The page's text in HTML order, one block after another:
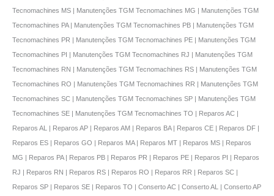
Tecnomachines MS | Manutenções TGM Tecnomachines MG | Manutenções TGM
Tecnomachines PA | Manutenções TGM Tecnomachines PB | Manutenções TGM
Tecnomachines PR | Manutenções TGM Tecnomachines PE | Manutenções TGM
Tecnomachines PI | Manutenções TGM Tecnomachines RJ | Manutenções TGM
Tecnomachines RN | Manutenções TGM Tecnomachines RS | Manutenções TGM
Tecnomachines RO | Manutenções TGM Tecnomachines RR | Manutenções TGM
Tecnomachines SC | Manutenções TGM Tecnomachines SP | Manutenções TGM
Tecnomachines SE | Manutenções TGM Tecnomachines TO | Reparos AC |
Reparos AL | Reparos AP | Reparos AM | Reparos BA | Reparos CE | Reparos DF |
Reparos ES | Reparos GO | Reparos MA | Reparos MT | Reparos MS | Reparos
MG | Reparos PA | Reparos PB | Reparos PR | Reparos PE | Reparos PI | Reparos
RJ | Reparos RN | Reparos RS | Reparos RO | Reparos RR | Reparos SC |
Reparos SP | Reparos SE | Reparos TO | Conserto AC | Conserto AL | Conserto AP